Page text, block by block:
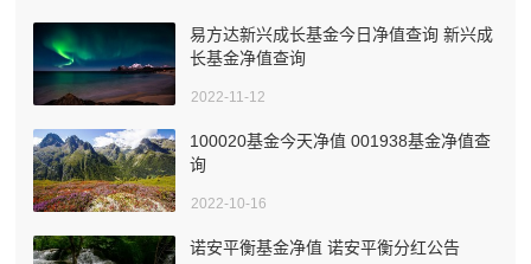
易方达新兴成长基金今日净值查询 新兴成
长基金净值查询
2022-11-12
100020基金今天净值 001938基金净值查
询
2022-10-16
诺安平衡基金净值 诺安平衡分红公告